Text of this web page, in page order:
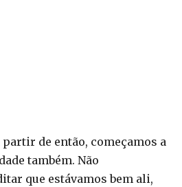
partir de então, começamos a
também. Não
que estávamos bem ali,